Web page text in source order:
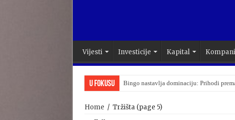
Vijesti Investicije Kapital
U Fokusu Bingo nastavlja dominaciju: Prihodi
Home / Tržišta(page 5)